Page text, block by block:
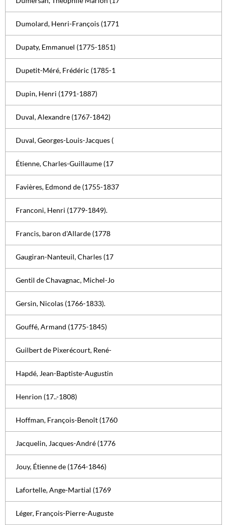
Dumolard, Henri-François (1771
Dupaty, Emmanuel (1775-1851)
Dupetit-Méré, Frédéric (1785-1
Dupin, Henri (1791-1887)
Duval, Alexandre (1767-1842)
Duval, Georges-Louis-Jacques (
Étienne, Charles-Guillaume (17
Favières, Edmond de (1755-1837
Franconi, Henri (1779-1849).
Francis, baron d'Allarde (1778
Gaugiran-Nanteuil, Charles (17
Gentil de Chavagnac, Michel-Jo
Gersin, Nicolas (1766-1833).
Gouffé, Armand (1775-1845)
Guilbert de Pixerécourt, René-
Hapdé, Jean-Baptiste-Augustin
Henrion (17..-1808)
Hoffman, François-Benoît (1760
Jacquelin, Jacques-André (1776
Jouy, Étienne de (1764-1846)
Lafortelle, Ange-Martial (1769
Léger, François-Pierre-Auguste